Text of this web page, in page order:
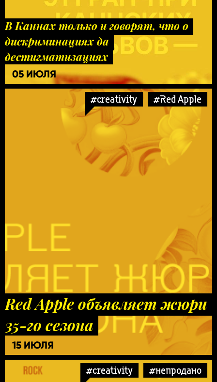
В Каннах только и говорят, что о
дискриминациях да
дестигматизациях
05 ИЮЛЯ
#creativity #Red Apple
Red Apple объявляет жюри
35-го сезона
15 ИЮЛЯ
#creativity
#непродано